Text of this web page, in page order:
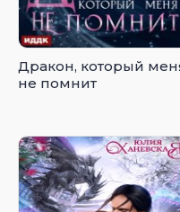
Дракон, который
не помнит